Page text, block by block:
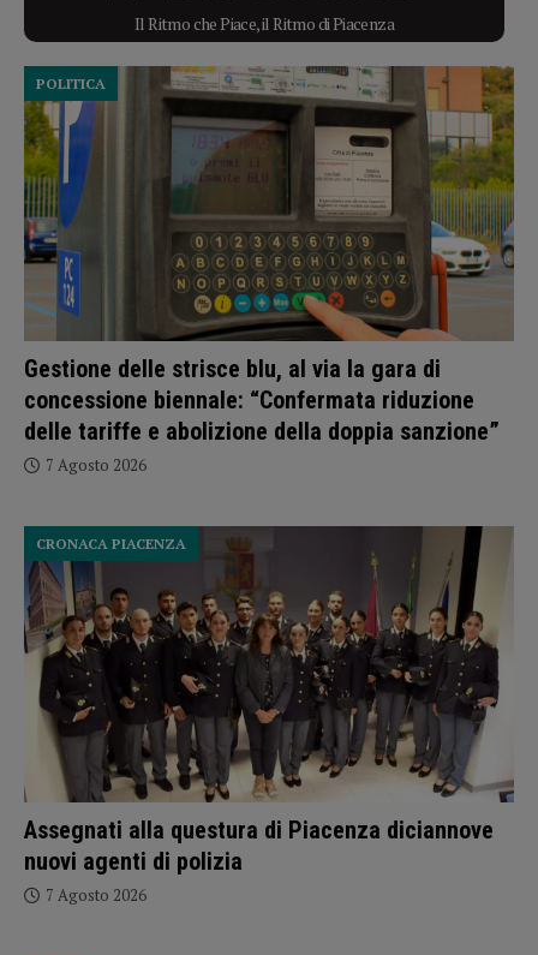
Il Ritmo che Piace, il Ritmo di Piacenza
Gestione delle strisce blu, al via la gara di
concessione biennale: “Confermata riduzione
delle tariffe e abolizione della doppia sanzione”
POLITICA
7 Agosto 2026
Assegnati alla questura di Piacenza diciannove
nuovi agenti di polizia
CRONACA PIACENZA
7 Agosto 2026